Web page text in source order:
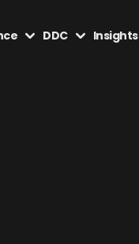
DDC Insights